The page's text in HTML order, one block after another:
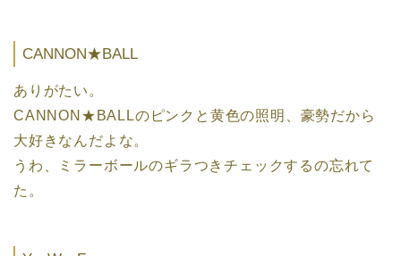
CANNON★BALL
ありがたい。
CANNON★BALLのピンクと黄色の照明、豪勢だから
大好きなんだよな。
うわ、ミラーボールのギラつきチェックするの忘れて
た。